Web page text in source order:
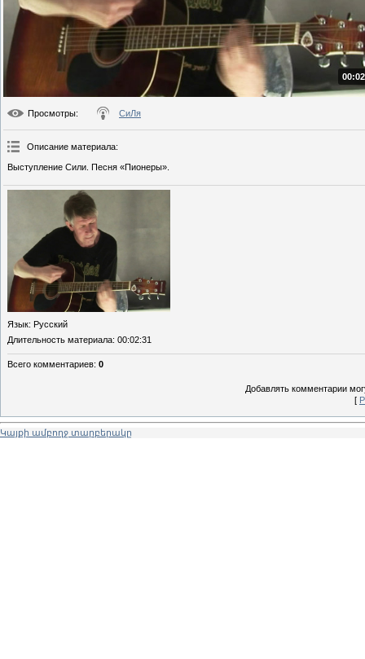
Просмотры: СиЛя
Описание материала:
Выступление Сили. Песня «Пионеры».
Язык: Русский
Длительность материала: 00:02:31
Всего комментариев: 0
Добавлять комментарии
[
Կայքի ամբողջ տարբերակը